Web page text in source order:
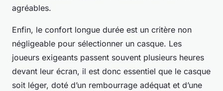
agréables.
Enfin, le confort longue durée est un critère non
négligeable pour sélectionner un casque. Les
joueurs exigeants passent souvent plusieurs heures
devant leur écran, il est donc essentiel que le casque
soit léger, doté d’un rembourrage adéquat et d’une